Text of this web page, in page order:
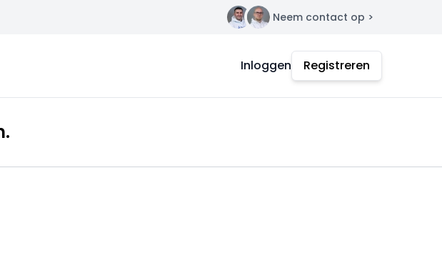
Contact Neem contact op >
Inloggen Registreren